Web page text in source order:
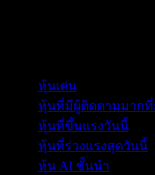
หุ้นเด่น
หุ้นที่มีผู้ติดตามมาก
หุ้นที่ขึ้นแรงวันนี้
หุ้นที่ร่วงแรงสุดวันนี้
หุ้น AI ชั้นนำ